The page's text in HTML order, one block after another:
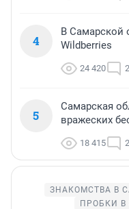
4
В Самарской
Wildberries
24 420
5
Самарская
вражеских
18 415
ЗНАКОМСТВА В
ПРОБКИ В